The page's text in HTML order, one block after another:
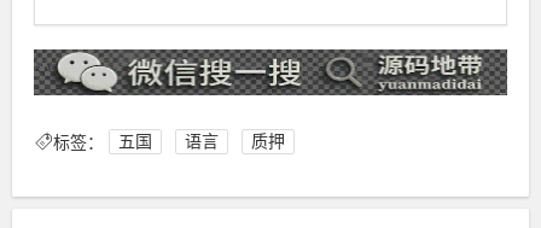
标签： 五国 语言 质押